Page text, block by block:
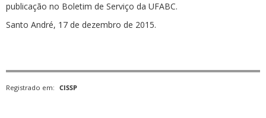
publicação no Boletim de Serviço da UFABC.
Santo André, 17 de dezembro de 2015.
Registrado em: CISSP